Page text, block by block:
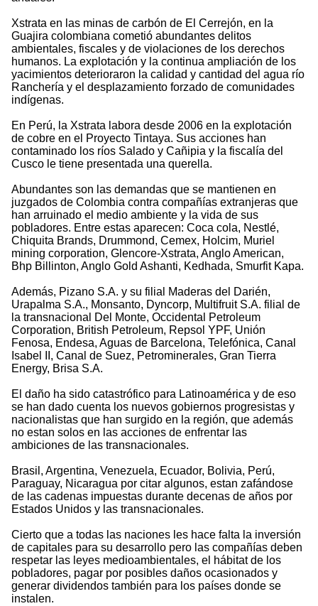
Xstrata en las minas de carbón de El Cerrejón, en la
Guajira colombiana cometió abundantes delitos
ambientales, fiscales y de violaciones de los derechos
humanos. La explotación y la continua ampliación de los
yacimientos deterioraron la calidad y cantidad del agua río
Ranchería y el desplazamiento forzado de comunidades
indígenas.
En Perú, la Xstrata labora desde 2006 en la explotación
de cobre en el Proyecto Tintaya. Sus acciones han
contaminado los ríos Salado y Cañipia y la fiscalía del
Cusco le tiene presentada una querella.
Abundantes son las demandas que se mantienen en
juzgados de Colombia contra compañías extranjeras que
han arruinado el medio ambiente y la vida de sus
pobladores. Entre estas aparecen: Coca cola, Nestlé,
Chiquita Brands, Drummond, Cemex, Holcim, Muriel
mining corporation, Glencore-Xstrata, Anglo American,
Bhp Billinton, Anglo Gold Ashanti, Kedhada, Smurfit Kapa.
Además, Pizano S.A. y su filial Maderas del Darién,
Urapalma S.A., Monsanto, Dyncorp, Multifruit S.A. filial de
la transnacional Del Monte, Occidental Petroleum
Corporation, British Petroleum, Repsol YPF, Unión
Fenosa, Endesa, Aguas de Barcelona, Telefónica, Canal
Isabel II, Canal de Suez, Petrominerales, Gran Tierra
Energy, Brisa S.A.
El daño ha sido catastrófico para Latinoamérica y de eso
se han dado cuenta los nuevos gobiernos progresistas y
nacionalistas que han surgido en la región, que además
no estan solos en las acciones de enfrentar las
ambiciones de las transnacionales.
Brasil, Argentina, Venezuela, Ecuador, Bolivia, Perú,
Paraguay, Nicaragua por citar algunos, estan zafándose
de las cadenas impuestas durante decenas de años por
Estados Unidos y las transnacionales.
Cierto que a todas las naciones les hace falta la inversión
de capitales para su desarrollo pero las compañías deben
respetar las leyes medioambientales, el hábitat de los
pobladores, pagar por posibles daños ocasionados y
generar dividendos también para los países donde se
instalen.